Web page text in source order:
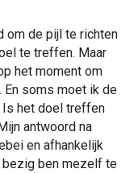
om de pijl te richten
te treffen. Maar
het moment om
soms moet ik de
Is het doel treffen
antwoord na
en afhankelijk
bezig ben mezelf te